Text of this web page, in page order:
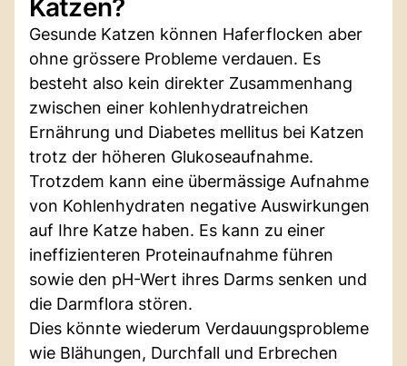
Katzen?
Gesunde Katzen können Haferflocken aber
ohne grössere Probleme verdauen. Es
besteht also kein direkter Zusammenhang
zwischen einer kohlenhydratreichen
Ernährung und Diabetes mellitus bei Katzen
trotz der höheren Glukoseaufnahme.
Trotzdem kann eine übermässige Aufnahme
von Kohlenhydraten negative Auswirkungen
auf Ihre Katze haben. Es kann zu einer
ineffizienteren Proteinaufnahme führen
sowie den pH-Wert ihres Darms senken und
die Darmflora stören.
Dies könnte wiederum Verdauungsprobleme
wie Blähungen, Durchfall und Erbrechen